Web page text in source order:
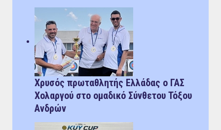
Χρυσός πρωταθλητής Ελλάδας ο ΓΑΣ
Χολαργού στο ομαδικό Σύνθετου Τόξου
Ανδρών